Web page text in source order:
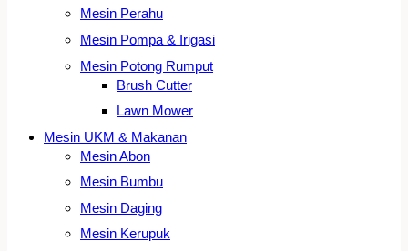
Mesin Perahu
Mesin Pompa & Irigasi
Mesin Potong Rumput
Brush Cutter
Lawn Mower
Mesin UKM & Makanan
Mesin Abon
Mesin Bumbu
Mesin Daging
Mesin Kerupuk